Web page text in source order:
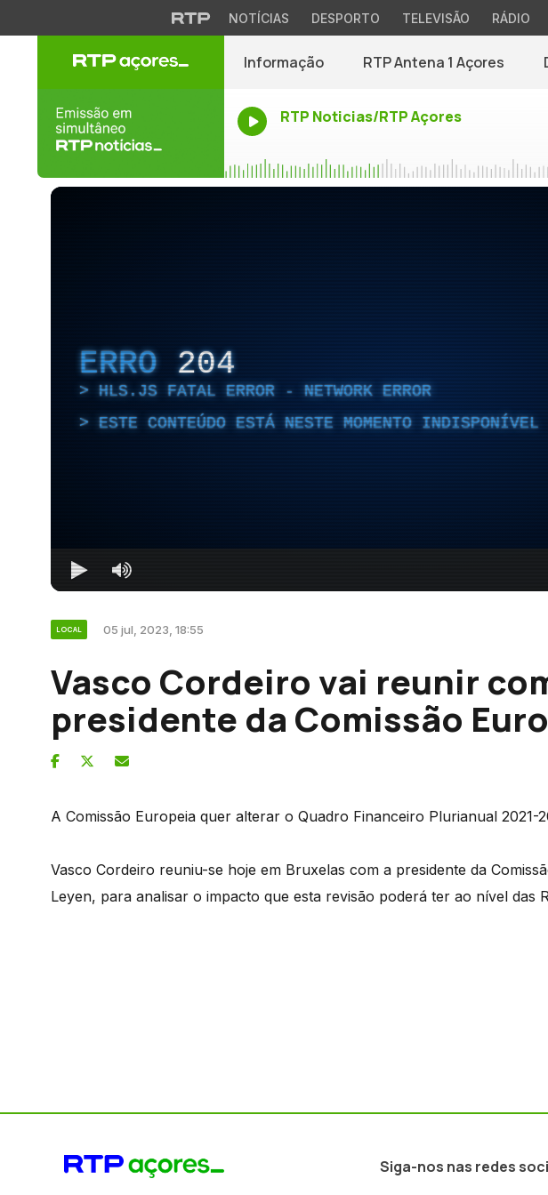
NOTÍCIAS DESPORTO TELEVISÃO RÁDIO
Informação RTP Antena 1 Açores
RTP Noticias/RTP Açores
ERRO 204
HLS.JS FATAL ERROR - NETWORK ERROR
ESTE CONTEÚDO ESTÁ NESTE MOMENTO INDISPONÍVEL
LOCAL 05 jul, 2023, 18:55
Vasco Cordeiro vai reunir
presidente da Comissão
A Comissão Europeia quer alterar o Quadro Financeiro Plurianual 2021-
Vasco Cordeiro reuniu-se hoje em Bruxelas com a presidente da
Leyen, para analisar o impacto que esta revisão poderá ter ao nível das
Siga-nos nas redes